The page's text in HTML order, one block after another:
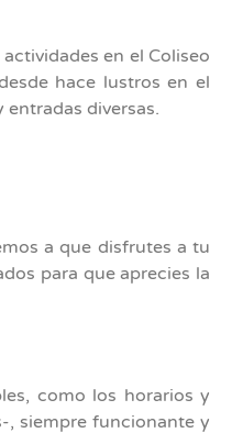
en el Coliseo
hace lustros en el
diversas.
a que disfrutes a tu
para que aprecies la
como los horarios y
, siempre funcionante y